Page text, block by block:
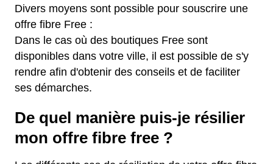
Divers moyens sont possible pour souscrire une
offre fibre Free :
Dans le cas où des boutiques Free sont
disponibles dans votre ville, il est possible de s'y
rendre afin d'obtenir des conseils et de faciliter
ses démarches.
De quel manière puis-je résilier
mon offre fibre free ?